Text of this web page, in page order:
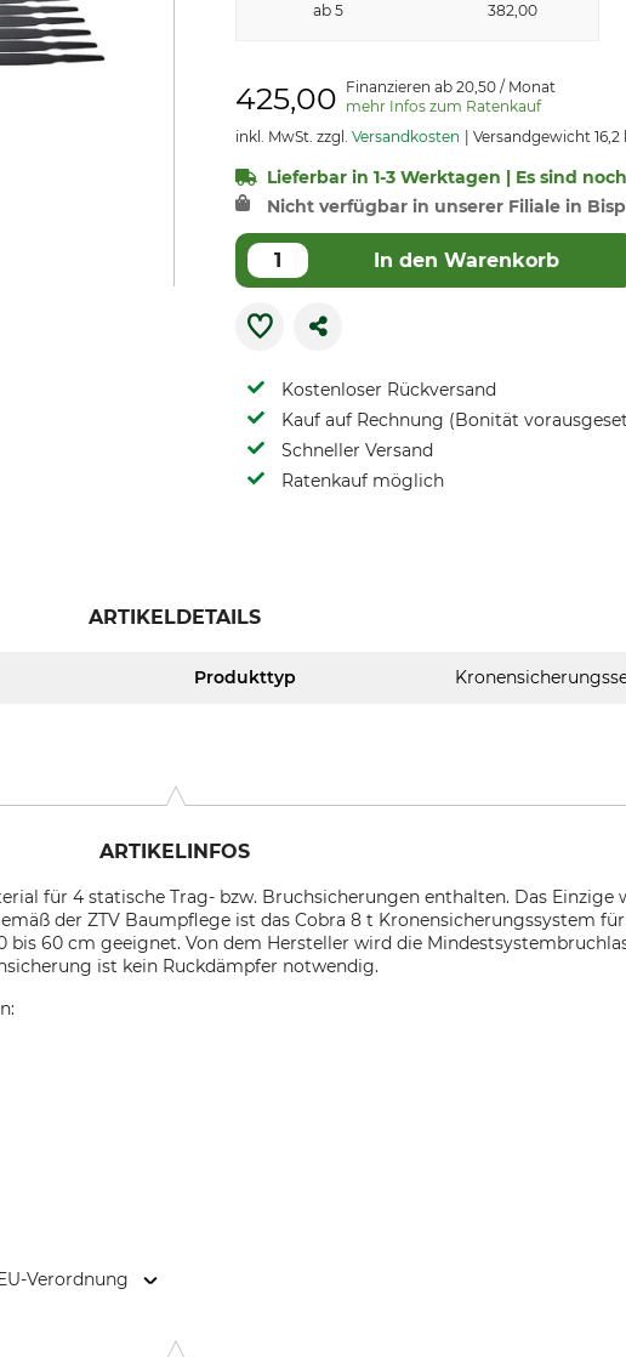
ab 5 382,00
425,00 Finanzieren ab 20,50 / Monat
mehr Infos zum Ratenkauf
inkl. MwSt. zzgl. Versandkosten Versandgewicht 16,2
Lieferbar in 1-3 Werktagen | Es sind
Nicht verfügbar in unserer Filiale in
In den Warenkorb
Kostenloser Rückversand
Kauf auf Rechnung (Bonität
Schneller Versand
Ratenkauf möglich
ARTIKELDETAILS
Produkttyp
ARTIKELINFOS
für 4 statische Trag- bzw. Bruchsicherungen enthalten. Das Einzige
der ZTV Baumpflege ist das Cobra 8 t Kronensicherungssystem
60 cm geeignet. Von dem Hersteller wird die
ist kein Ruckdämpfer notwendig.
Verordnung